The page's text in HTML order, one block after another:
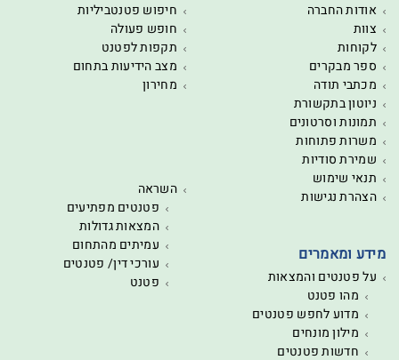
אודות החברה
צוות
לקוחות
ספר מבקרים
מכתבי תודה
ניוטון בתקשורת
תמונות וסרטונים
משרות פתוחות
שמירת סודיות
תנאי שימוש
הצהרת נגישות
חיפוש פטנטביליות
חופש פעולה
תקפות לפטנט
מצב הידיעות בתחום
מחירון
מידע ומאמרים
על פטנטים והמצאות
מהו פטנט
מדוע לחפש פטנטים
מילון מונחים
חדשות פטנטים
השראה
פטנטים מפתיעים
המצאות גדולות
עמיתים מהתחום
עורכי דין/ פטנטים
פטנט